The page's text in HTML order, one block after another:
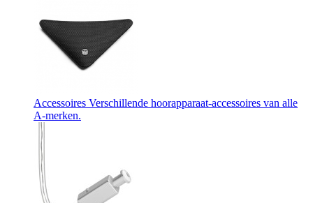
Accessoires Verschillende hoorapparaat-accessoires van alle
A-merken.